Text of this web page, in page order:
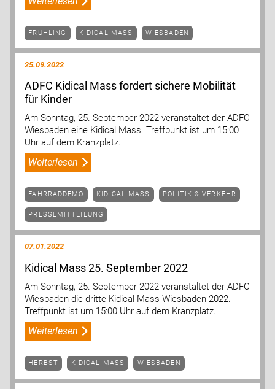
FRÜHLING KIDICAL MASS WIESBADEN
25.09.2022
ADFC Kidical Mass fordert sichere Mobilität
für Kinder
Am Sonntag, 25. September 2022 veranstaltet der ADFC
Wiesbaden eine Kidical Mass. Treffpunkt ist um 15:00
Uhr auf dem Kranzplatz.
Weiterlesen
FAHRRADDEMO KIDICAL MASS POLITIK & VERKEHR
PRESSEMITTEILUNG
07.01.2022
Kidical Mass 25. September 2022
Am Sonntag, 25. September 2022 veranstaltet der ADFC
Wiesbaden die dritte Kidical Mass Wiesbaden 2022.
Treffpunkt ist um 15:00 Uhr auf dem Kranzplatz.
Weiterlesen
HERBST KIDICAL MASS WIESBADEN